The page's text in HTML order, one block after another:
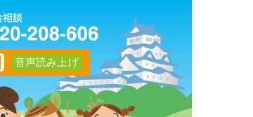
音声読み上げ